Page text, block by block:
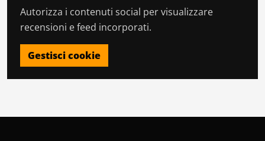
Autorizza i contenuti social per visualizzare
recensioni e feed incorporati.
Gestisci cookie